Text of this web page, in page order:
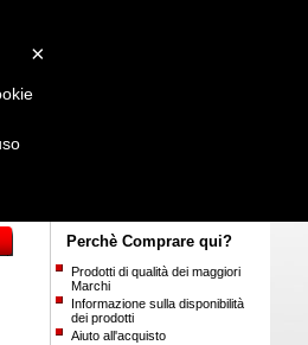
Perchè Comprare qui?
Prodotti di qualità dei maggiori
Marchi
Informazione sulla disponibilità
dei prodotti
Aiuto all'acquisto
×